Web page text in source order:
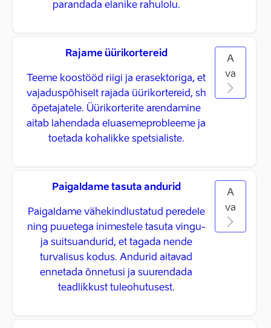
parandada elanike rahulolu.
Rajame üürikortereid
Teeme koostööd riigi ja erasektoriga, et
vajaduspõhiselt rajada üürikortereid, sh
õpetajatele. Üürikorterite arendamine
aitab lahendada eluasemeprobleeme ja
toetada kohalikke spetsialiste.
A
va
Paigaldame tasuta andurid
Paigaldame vähekindlustatud peredele
ning puuetega inimestele tasuta vingu-
ja suitsuandurid, et tagada nende
turvalisus kodus. Andurid aitavad
ennetada õnnetusi ja suurendada
teadlikkust tuleohutusest.
A
va